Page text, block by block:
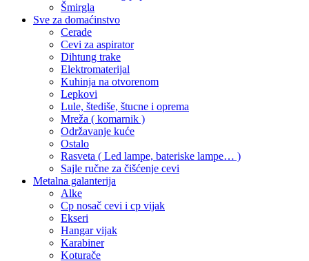
Šmirgla
Sve za domaćinstvo
Cerade
Cevi za aspirator
Dihtung trake
Elektromaterijal
Kuhinja na otvorenom
Lepkovi
Lule, štediše, štucne i oprema
Mreža ( komarnik )
Održavanje kuće
Ostalo
Rasveta ( Led lampe, bateriske lampe… )
Sajle ručne za čišćenje cevi
Metalna galanterija
Alke
Cp nosač cevi i cp vijak
Ekseri
Hangar vijak
Karabiner
Koturače